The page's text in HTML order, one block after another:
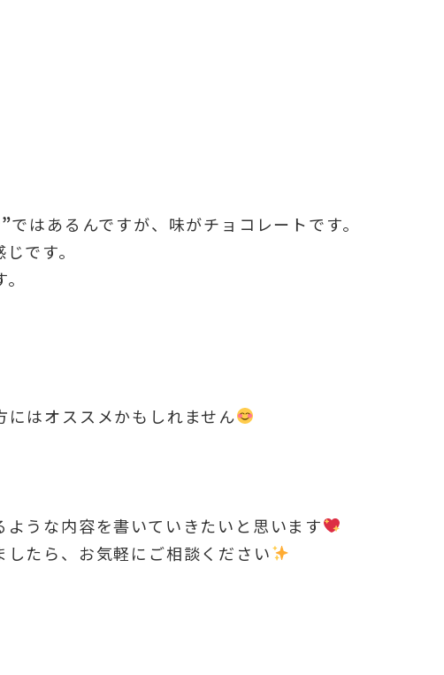
ではあるんですが、味がチョコレートです。
です。
はオススメかもしれません
うな内容を書いていきたいと思います
たら、お気軽にご相談ください